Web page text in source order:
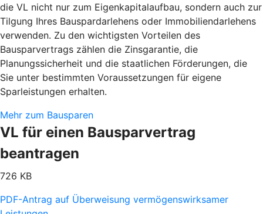
die VL nicht nur zum Eigenkapitalaufbau, sondern auch zur
Tilgung Ihres Bauspardarlehens oder Immobiliendarlehens
verwenden. Zu den wichtigsten Vorteilen des
Bausparvertrags zählen die Zinsgarantie, die
Planungssicherheit und die staatlichen Förderungen, die
Sie unter bestimmten Voraussetzungen für eigene
Sparleistungen erhalten.
Mehr zum Bausparen
VL für einen Bausparvertrag
beantragen
726 KB
PDF-Antrag auf Überweisung vermögenswirksamer